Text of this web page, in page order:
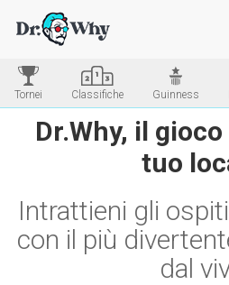
Tornei Classifiche Guinness
Dr.Why, il
tuo
Intrattieni gli
con il più
dal